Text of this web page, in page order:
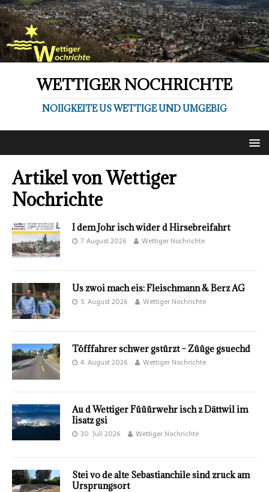
WETTIGER NOCHRICHTE
NOIIGKEITE US WETTIGE UND UMGEBIG
Artikel vonWettiger
Nochrichte
I dem Johr isch wider d Hirsebreifahrt
7. August 2026 Wettiger Nochrichte
Us zwoi mach eis: Fleischmann & Berz AG
5. August 2026 Wettiger Nochrichte
Töfffahrer schwer gstürzt – Züüge gsuechd
4. August 2026 Wettiger Nochrichte
Au d Wettiger Füüürwehr isch z Dättwil im
Iisatz gsi
30. Juli 2026 Wettiger Nochrichte
Stei vo de alte Sebastianchile sind zruck am
Ursprungsort